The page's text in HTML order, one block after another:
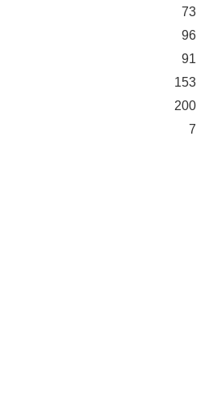
73
96
91
153
200
7